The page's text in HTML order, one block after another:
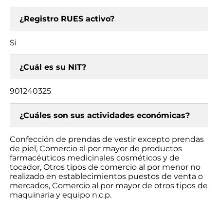
¿Registro RUES activo?
Si
¿Cuál es su NIT?
901240325
¿Cuáles son sus actividades económicas?
Confección de prendas de vestir excepto prendas
de piel, Comercio al por mayor de productos
farmacéuticos medicinales cosméticos y de
tocador, Otros tipos de comercio al por menor no
realizado en establecimientos puestos de venta o
mercados, Comercio al por mayor de otros tipos de
maquinaria y equipo n.c.p.